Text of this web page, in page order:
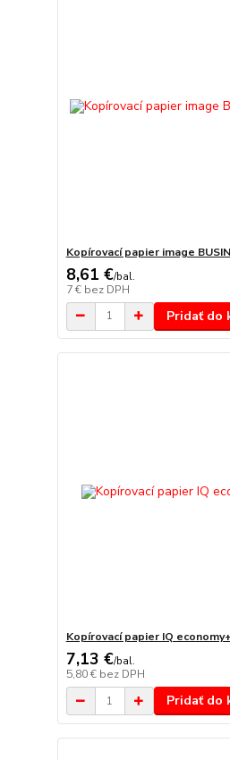
Kopírovací papier image
8,61 €/bal.
7 € bez DPH
Pridať do
Kopírovací papier IQ
7,13 €/bal.
5,80 € bez DPH
Pridať do